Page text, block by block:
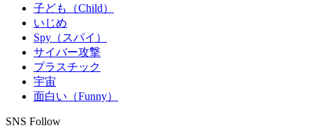
子ども（Child）
いじめ
Spy（スパイ）
サイバー攻撃
プラスチック
宇宙
面白い（Funny）
SNS Follow